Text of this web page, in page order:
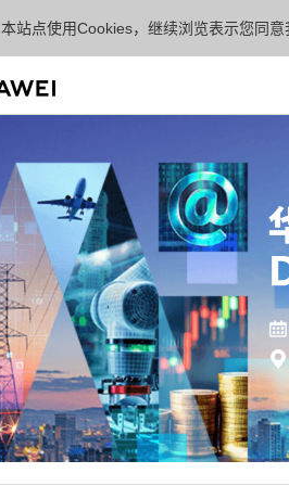
本站点使用Cookies，继续浏览表示您同意